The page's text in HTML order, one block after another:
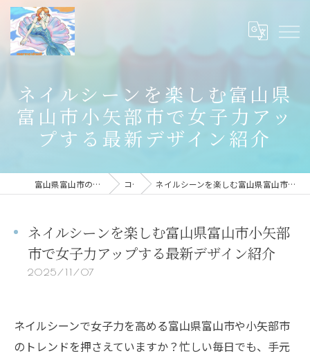
ネイルシーンを楽しむ富山県
富山市小矢部市で女子力アッ
プする最新デザイン紹介
富山県富山市のネイルならmermaid nail コラム ネイルシーンを楽しむ富山県富山市小矢部市で女子力アップする最新デザイン紹介
ネイルシーンを楽しむ富山県富山市小矢部
市で女子力アップする最新デザイン紹介
2025/11/07
ネイルシーンで女子力を高める富山県富山市や小矢部市
のトレンドを押さえていますか？忙しい毎日でも、手元